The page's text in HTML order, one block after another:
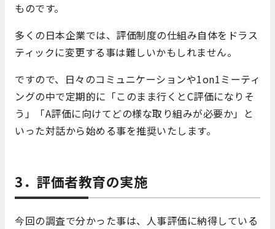
ものです。
多くの日本企業では、評価制度の仕組み自体をドラス
ティックに変更する事は難しいかもしれません。
ですので、日々のコミュニケーションや1on1ミーティ
ングの中で定期的に「このまま行くとC評価になりそ
う」「A評価に向けてどの様な取り組みが必要か」と
いった対話から始める事を推奨いたします。
3．評価者教育の実施
今回の調査で分かった事は、人事評価に納得している